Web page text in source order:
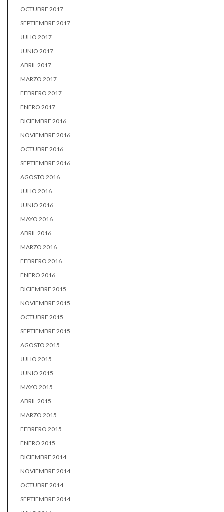
OCTUBRE 2017
SEPTIEMBRE 2017
JULIO 2017
JUNIO 2017
ABRIL 2017
MARZO 2017
FEBRERO 2017
ENERO 2017
DICIEMBRE 2016
NOVIEMBRE 2016
OCTUBRE 2016
SEPTIEMBRE 2016
AGOSTO 2016
JULIO 2016
JUNIO 2016
MAYO 2016
ABRIL 2016
MARZO 2016
FEBRERO 2016
ENERO 2016
DICIEMBRE 2015
NOVIEMBRE 2015
OCTUBRE 2015
SEPTIEMBRE 2015
AGOSTO 2015
JULIO 2015
JUNIO 2015
MAYO 2015
ABRIL 2015
MARZO 2015
FEBRERO 2015
ENERO 2015
DICIEMBRE 2014
NOVIEMBRE 2014
OCTUBRE 2014
SEPTIEMBRE 2014